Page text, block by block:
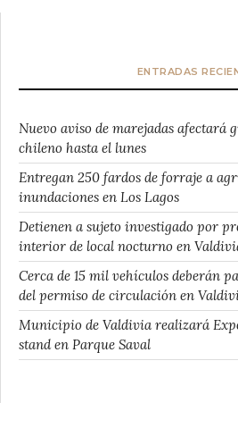
ENTRADAS
Nuevo aviso de marejadas afectará
chileno hasta el lunes
Entregan 250 fardos de forraje a
inundaciones en Los Lagos
Detienen a sujeto investigado por
interior de local nocturno en
Cerca de 15 mil vehículos deberán
del permiso de circulación en
Municipio de Valdivia realizará
stand en Parque Saval